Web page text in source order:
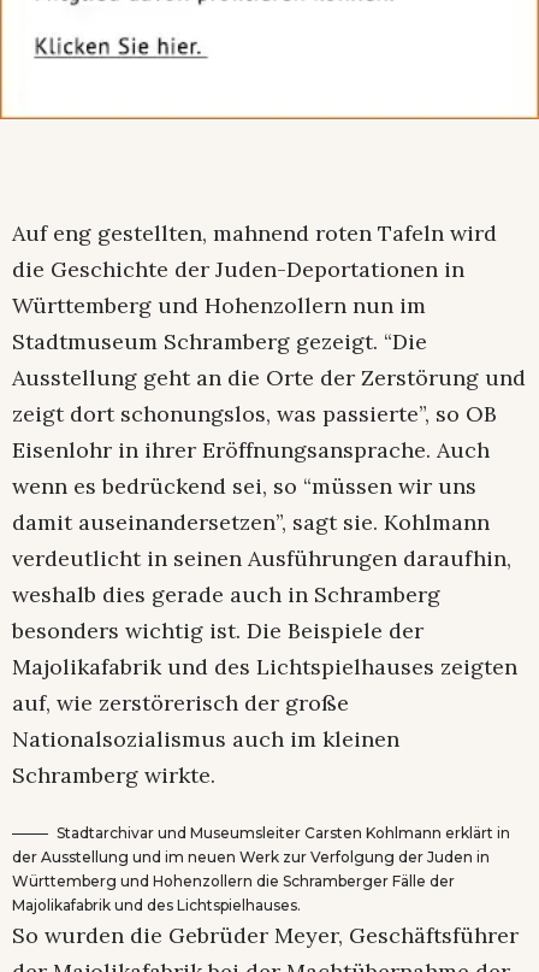
Auf eng gestellten, mahnend roten Tafeln wird
die Geschichte der Juden-Deportationen in
Württemberg und Hohenzollern nun im
Stadtmuseum Schramberg gezeigt. “Die
Ausstellung geht an die Orte der Zerstörung und
zeigt dort schonungslos, was passierte”, so OB
Eisenlohr in ihrer Eröffnungsansprache. Auch
wenn es bedrückend sei, so “müssen wir uns
damit auseinandersetzen”, sagt sie. Kohlmann
verdeutlicht in seinen Ausführungen daraufhin,
weshalb dies gerade auch in Schramberg
besonders wichtig ist. Die Beispiele der
Majolikafabrik und des Lichtspielhauses zeigten
auf, wie zerstörerisch der große
Nationalsozialismus auch im kleinen
Schramberg wirkte.
Stadtarchivar und Museumsleiter Carsten Kohlmann erklärt in
der Ausstellung und im neuen Werk zur Verfolgung der Juden in
Württemberg und Hohenzollern die Schramberger Fälle der
Majolikafabrik und des Lichtspielhauses.
So wurden die Gebrüder Meyer, Geschäftsführer